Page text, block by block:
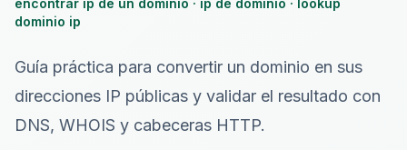
encontrar ip de un dominio · ip de dominio · lookup
dominio ip
Guía práctica para convertir un dominio en sus
direcciones IP públicas y validar el resultado con
DNS, WHOIS y cabeceras HTTP.